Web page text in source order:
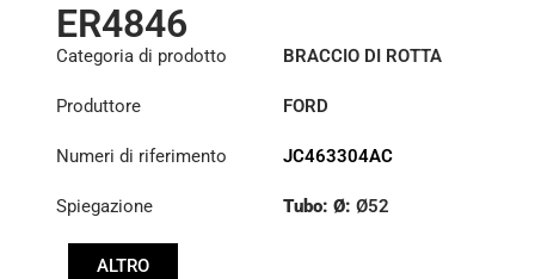
ER4846
Categoria di prodotto BRACCIO DI ROTTA
Produttore FORD
Numeri di riferimento JC463304AC
Spiegazione Tubo: Ø: Ø52
ALTRO